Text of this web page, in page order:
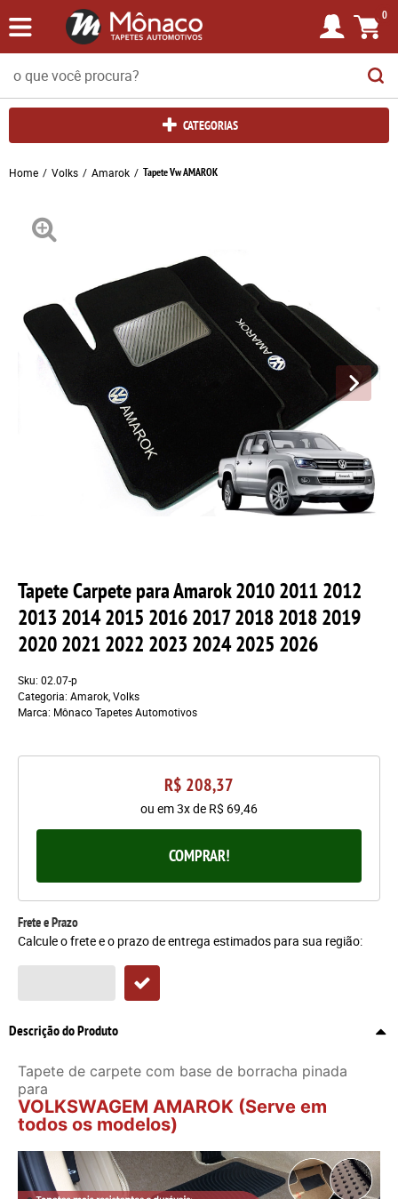
0
CATEGORIAS
Home Volks Amarok Tapete Vw AMAROK
Tapete Carpete para Amarok 2010 2011 2012
2013 2014 2015 2016 2017 2018 2018 2019
2020 2021 2022 2023 2024 2025 2026
Sku: 02.07-p
Categoria: Amarok,Volks
Marca: Mônaco Tapetes Automotivos
R$ 208,37
ou em3xde R$ 69,46
COMPRAR!
Frete e Prazo
Calcule o frete e o prazo de entrega estimados para sua região:
Descrição do Produto
Tapete de carpete com base de borracha pinada
para
VOLKSWAGEM AMAROK (Serve em
todos os modelos)